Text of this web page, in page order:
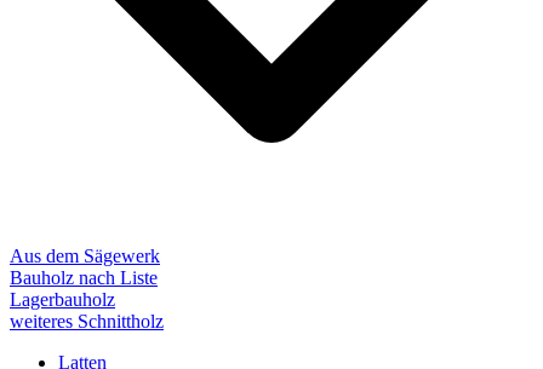
Aus dem Sägewerk
Bauholz nach Liste
Lagerbauholz
weiteres Schnittholz
Latten